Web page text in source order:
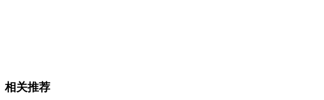
相关推荐